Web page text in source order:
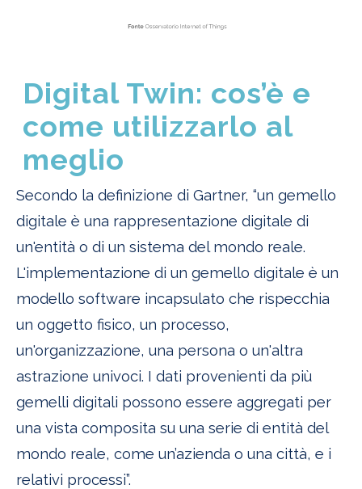
Digital Twin: cos’è e
come utilizzarlo al
meglio
Secondo la definizione di Gartner, “un gemello
digitale è una rappresentazione digitale di
un'entità o di un sistema del mondo reale.
L'implementazione di un gemello digitale è un
modello software incapsulato che rispecchia
un oggetto fisico, un processo,
un'organizzazione, una persona o un'altra
astrazione univoci. I dati provenienti da più
gemelli digitali possono essere aggregati per
una vista composita su una serie di entità del
mondo reale, come un’azienda o una città, e i
relativi processi”.